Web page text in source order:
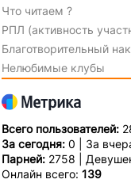
Что читаем ?
РПЛ (активность
Благотворительный
Нелюбимые клубы
Всего пользователей:
За сегодня: 0 | За
Парней: 2758 |
Онлайн всего: 139